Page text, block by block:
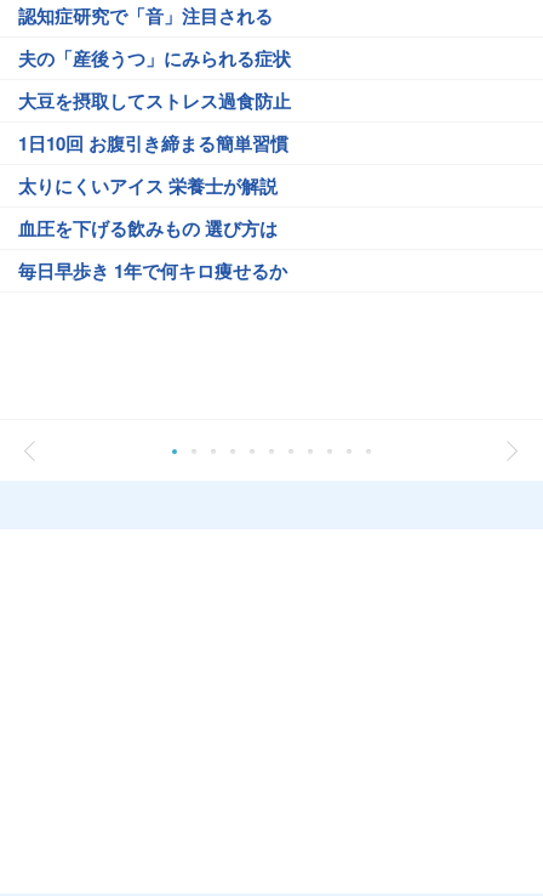
認知症研究で「音」注目される
夫の「産後うつ」にみられる症状
大豆を摂取してストレス過食防止
1日10回 お腹引き締まる簡単習慣
太りにくいアイス 栄養士が解説
血圧を下げる飲みもの 選び方は
毎日早歩き 1年で何キロ痩せるか